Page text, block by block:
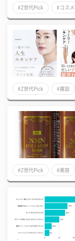
#Z世代Pick #コスメ
#Z世代Pick #雑誌
#Z世代Pick #美容